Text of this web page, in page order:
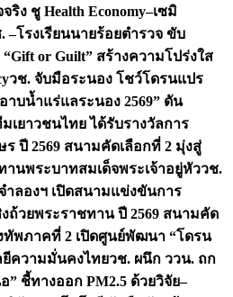
ริง ชู Health Economy–เซมิ
–โรงเรียนนายร้อยตำรวจ ขับ
or Guilt” สร้างความโปร่งใส
วช. จับมือระนอง โชว์โดรนแปร
บน้ำแร่แลระนอง 2569” ดัน
เยาวชนไทย ได้รับรางวัลการ
ปี 2569 สนามคัดเลือกที่ 2 มุ่งสู่
านพระบาทสมเด็จพระเจ้าอยู่หัววช.
ลองฯ เปิดสนามแข่งขันการ
ถ้วยพระราชทาน ปี 2569 สนามคัด
ทัพภาคที่ 2 เปิดศูนย์พัฒนา “โดรน
ยีความมั่นคงไทยวช. ผนึก ววน. ถก
ชี้ทางออก PM2.5 ด้วยวิจัย–